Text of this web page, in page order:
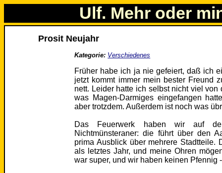
Ulf. Mehr oder
Prosit Neujahr
Kategorie: Verschiedenes
Früher habe ich ja nie gefeiert, daß ich
jetzt kommt immer mein bester Freund
nett. Leider hatte ich selbst nicht viel von
was Magen-Darmiges eingefangen
aber trotzdem. Außerdem ist noch was
Das Feuerwerk haben wir auf
Nichtmünsteraner: die führt über den
prima Ausblick über mehrere Stadtteile.
als letztes Jahr, und meine Ohren
war super, und wir haben keinen Pfennig